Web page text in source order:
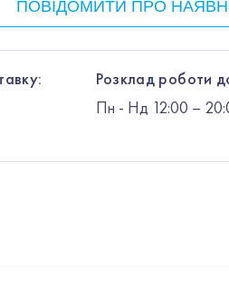
ПОВІДОМИТИ ПРО
Розклад роботи
Пн - Нд 12:00 –